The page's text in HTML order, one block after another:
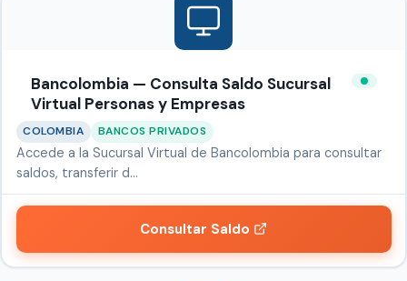
Bancolombia — Consulta Saldo Sucursal
Virtual Personas y Empresas
COLOMBIA BANCOS PRIVADOS
Accede a la Sucursal Virtual de Bancolombia para consultar
saldos, transferir d…
Consultar Saldo